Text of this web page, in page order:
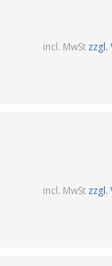
incl. MwSt zzgl.
incl. MwSt zzgl.